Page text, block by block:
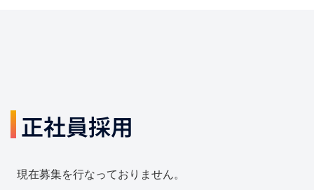
正社員採用
現在募集を行なっておりません。